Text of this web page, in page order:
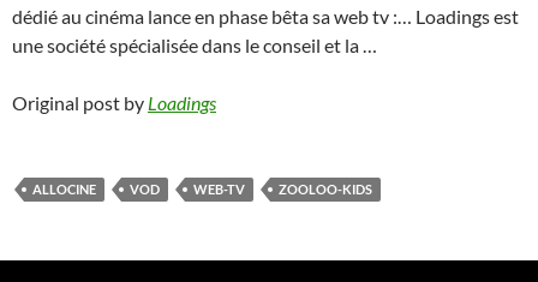
dédié au cinéma lance en phase bêta sa web tv :… Loadings est
une société spécialisée dans le conseil et la …
Original post by Loadings
ALLOCINE VOD WEB-TV ZOOLOO-KIDS